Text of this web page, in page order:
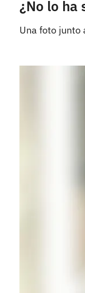
¿No lo ha
Una foto junto